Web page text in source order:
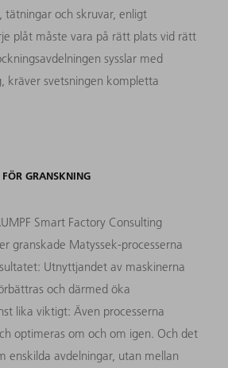
tätningar och skruvar, enligt
plåt måste vara på rätt plats vid rätt
sysslar med
kräver svetsningen kompletta
GRANSKNING
Smart Factory Consulting
granskade Matyssek-processerna
Utnyttjandet av maskinerna
och därmed öka
lika viktigt: Även processerna
optimeras om och om igen. Och det
enskilda avdelningar, utan mellan